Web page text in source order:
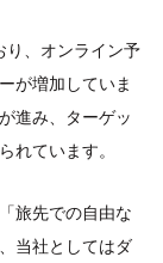
り、オンライン予
が増加していま
進み、ターゲッ
れています。
旅先での自由な
当社としてはダ